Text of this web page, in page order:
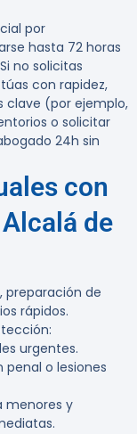
por
hasta 72 horas
no solicitas
con rapidez,
clave (por ejemplo,
o solicitar
24h sin
con
de
preparación de
rápidos.
urgentes.
o lesiones
menores y